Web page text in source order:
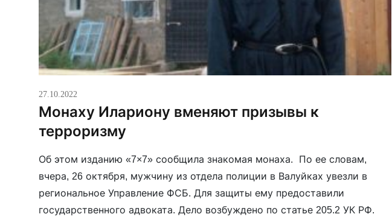
27.10.2022
Монаху Илариону вменяют призывы к
терроризму
Об этом изданию «7×7» сообщила знакомая монаха. По ее словам,
вчера, 26 октября, мужчину из отдела полиции в Валуйках увезли в
региональное Управление ФСБ. Для защиты ему предоставили
государственного адвоката. Дело возбуждено по статье 205.2 УК РФ.